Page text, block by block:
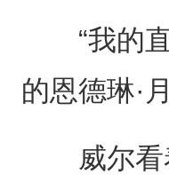
“我的直
的恩德琳·
威尔看